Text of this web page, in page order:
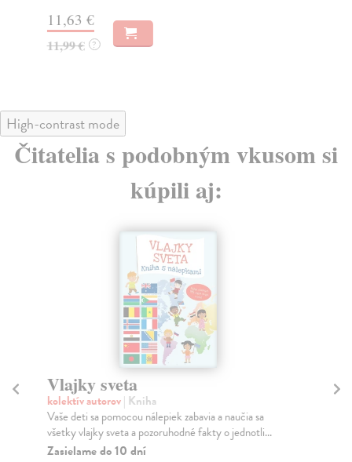
11,63 €
11,99 € ?
High-contrast mode
Čitatelia s podobným vkusom si
kúpili aj:
Vlajky sveta
kolektív autorov| Kniha
Vaše deti sa pomocou nálepiek zabavia a naučia sa
všetky vlajky sveta a pozoruhodné fakty o jednotli...
Zasielame do 10 dní